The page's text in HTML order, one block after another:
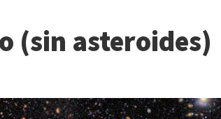
(sin asteroides)